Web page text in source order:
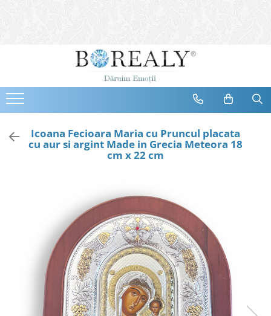
Bijuterii
Cercei
Bratari
Coliere
Seturi
Bijuterii Femei
Bijuterii Copii
Bijuterii Mirese
Reduceri
Cele mai noi
Cele mai vandute
Icoana Fecioara Maria cu Pruncul placata
cu aur si argint Made in Grecia Meteora 18
cm x 22 cm